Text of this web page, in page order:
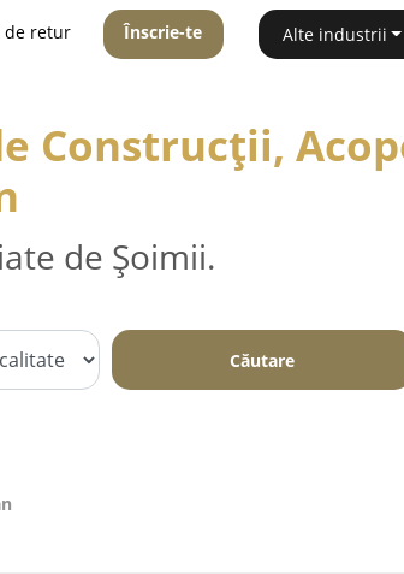
de retur Înscrie-te Alte industrii
Construcții,
de Șoimii.
Căutare